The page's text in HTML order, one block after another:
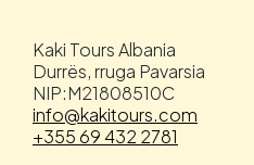
Kaki Tours Albania
Durrës, rruga Pavarsia
NIP:M21808510C
info@kakitours.com
+355 69 432 2781